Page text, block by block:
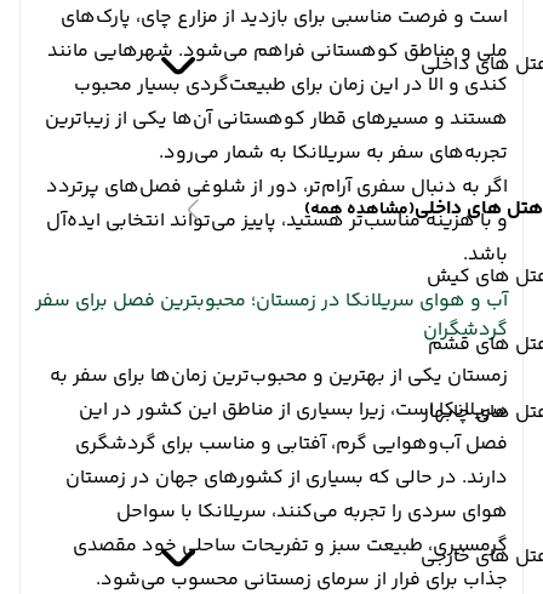
های داخلی
هتل های داخلی(مشاهده همه)
های کیش
های قشم
های چابهار
های خارجی
است و فرصت مناسبی برای بازدید از مزارع چای، پارک‌های
ملی و مناطق کوهستانی فراهم می‌شود. شهرهایی مانند
کندی و الا در این زمان برای طبیعت‌گردی بسیار محبوب
هستند و مسیرهای قطار کوهستانی آن‌ها یکی از زیباترین
تجربه‌های سفر به سریلانکا به شمار می‌رود.
اگر به دنبال سفری آرام‌تر، دور از شلوغی فصل‌های پرتردد
و با هزینه مناسب‌تر هستید، پاییز می‌تواند انتخابی ایده‌آل
باشد.
آب و هوای سریلانکا در زمستان؛ محبوبترین فصل برای سفر
گردشگران
زمستان یکی از بهترین و محبوب‌ترین زمان‌ها برای سفر به
سریلانکا است، زیرا بسیاری از مناطق این کشور در این
فصل آب‌وهوایی گرم، آفتابی و مناسب برای گردشگری
دارند. در حالی که بسیاری از کشورهای جهان در زمستان
هوای سردی را تجربه می‌کنند، سریلانکا با سواحل
گرمسیری، طبیعت سبز و تفریحات ساحلی خود مقصدی
جذاب برای فرار از سرمای زمستانی محسوب می‌شود.